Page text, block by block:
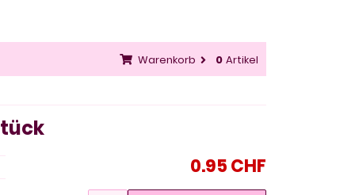
Warenkorb 0 Artikel
0.95 CHF